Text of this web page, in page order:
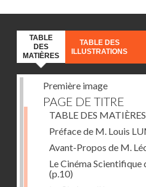
TABLE
DES
MATIÈRES
TABLE DES
ILLUSTRATIONS
Première image
PAGE DE TITRE
TABLE DES MATIÈRES
Préface de M. Louis
Avant-Propos de M.
Le Cinéma Scientifique
(p.10)